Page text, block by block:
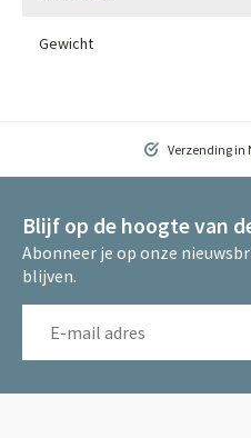
Gewicht
Verzending in
Blijf op de hoogte van
Abonneer je op onze
blijven.